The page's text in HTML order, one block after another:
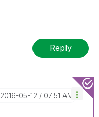
Reply
‎2016-05-12 07:51 AM